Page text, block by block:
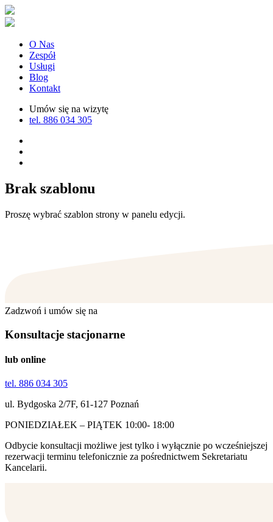
O Nas
Zespół
Usługi
Blog
Kontakt
Umów się na wizytę
tel. 886 034 305
Brak szablonu
Proszę wybrać szablon strony w panelu edycji.
Zadzwoń i umów się na
Konsultacje stacjonarne
lub online
tel. 886 034 305
ul. Bydgoska 2/7F, 61-127 Poznań
PONIEDZIAŁEK – PIĄTEK 10:00- 18:00
Odbycie konsultacji możliwe jest tylko i wyłącznie po wcześniejszej
rezerwacji terminu telefonicznie za pośrednictwem Sekretariatu
Kancelarii.